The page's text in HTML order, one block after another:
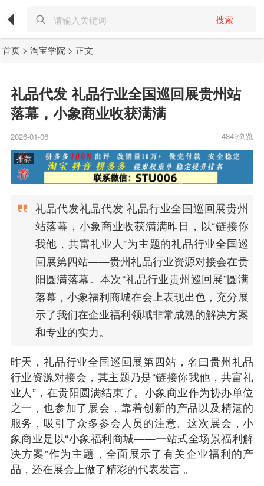
搜索
首页 >淘宝学院 > 正文
礼品代发 礼品行业全国巡回展贵州站
落幕，小象商业收获满满
2026-01-06 4849浏览
礼品代发礼品代发 礼品行业全国巡回展贵州
站落幕，小象商业收获满满昨日，以“链接你
我他，共富礼业人”为主题的礼品行业全国巡
回展第四站——贵州礼品行业资源对接会在贵
阳圆满落幕。本次“礼品行业贵州巡回展”圆满
落幕，小象福利商城在会上表现出色，充分展
示了我们在企业福利领域非常成熟的解决方案
和专业的实力。
昨天，礼品行业全国巡回展第四站，名曰贵州礼品
行业资源对接会，其主题乃是“链接你我他，共富礼
业人”，在贵阳圆满结束了。小象商业作为协办单位
之一，也参加了展会，靠着创新的产品以及精湛的
服务，吸引了众多参会人员的注意。这次展会，小
象商业是以“小象福利商城——一站式全场景福利解
决方案”作为主题，全面展示了有关企业福利的产
品，还在展会上做了精彩的代表发言 。